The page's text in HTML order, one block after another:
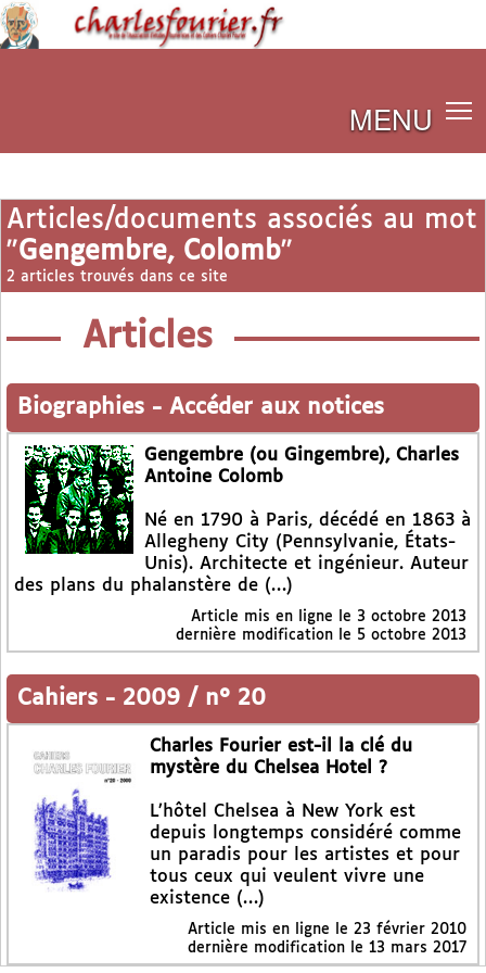
MENU
Articles/documents associés au mot
"Gengembre, Colomb"
2 articles trouvés dans ce site
Articles
Biographies - Accéder aux notices
Gengembre (ou Gingembre), Charles
Antoine Colomb
Né en 1790 à Paris, décédé en 1863 à
Allegheny City (Pennsylvanie, États-
Unis). Architecte et ingénieur. Auteur
des plans du phalanstère de (…)
Article mis en ligne le 3 octobre 2013
dernière modification le 5 octobre 2013
Cahiers - 2009 / n° 20
Charles Fourier est-il la clé du
mystère du Chelsea Hotel ?
L’hôtel Chelsea à New York est
depuis longtemps considéré comme
un paradis pour les artistes et pour
tous ceux qui veulent vivre une
existence (…)
Article mis en ligne le 23 février 2010
dernière modification le 13 mars 2017